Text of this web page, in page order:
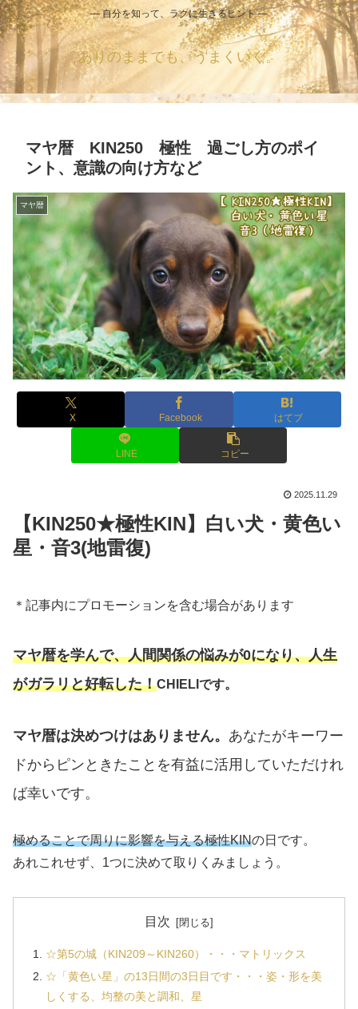
― 自分を知って、ラクに生きるヒント ―
ありのままでも、うまくいく。
マヤ暦 KIN250 極性 過ごし方のポイ
ント、意識の向け方など
マヤ暦
X Facebook はてブ
LINE コピー
2025.11.29
【KIN250★極性KIN】白い犬・黄色い
星・音3(地雷復)
＊記事内にプロモーションを含む場合があります
マヤ暦を学んで、人間関係の悩みが0になり、人生
がガラリと好転した！CHIELIです。
マヤ暦は決めつけはありません。 あなたがキーワー
ドからピンときたことを有益に活用していただけれ
ば幸いです。
極めることで周りに影響を与える極性KINの日です。
あれこれせず、1つに決めて取りくみましょう。
目次
☆第5の城（KIN209～KIN260）・・・マトリックス
☆「黄色い星」の13日間の3日目です・・・姿・形を美
しくする、均整の美と調和、星